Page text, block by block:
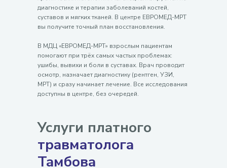
диагностике и терапии заболеваний костей,
суставов и мягких тканей. В центре ЕВРОМЕД-МРТ
вы получите точный план восстановления.
В МДЦ «ЕВРОМЕД-МРТ» взрослым пациентам
помогают при трёх самых частых проблемах:
ушибы, вывихи и боли в суставах. Врач проводит
осмотр, назначает диагностику (рентген, УЗИ,
МРТ) и сразу начинает лечение. Все исследования
доступны в центре, без очередей.
Услуги платного
травматолога
Тамбова